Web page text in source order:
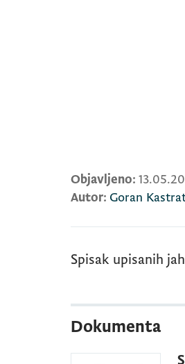
Objavljeno:
Autor: Goran
Spisak upisanih
Dokumenta